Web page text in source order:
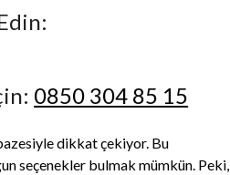
0850 304 85 15
dikkat çekiyor. Bu
seçenekler bulmak mümkün. Peki,